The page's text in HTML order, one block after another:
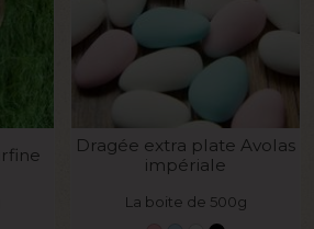
Dragée extra plate Avolas
impériale
La boite de 500g
VOIR LE PRODUIT